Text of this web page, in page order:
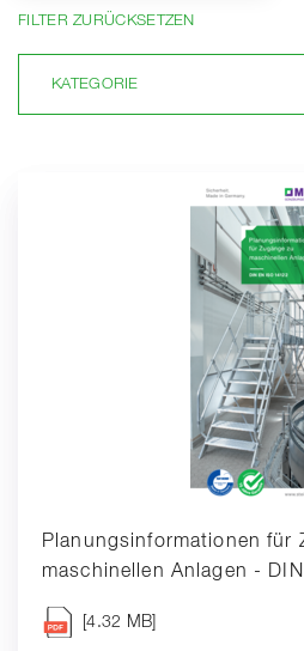
FILTER ZURÜCKSETZEN
KATEGORIE
Planungsinformationen für
maschinellen Anlagen -
[4.32 MB]